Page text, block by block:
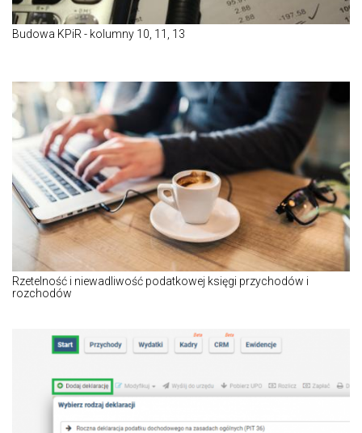
Budowa KPiR - kolumny 10, 11, 13
Rzetelność i niewadliwość podatkowej księgi przychodów i
rozchodów